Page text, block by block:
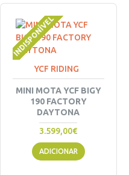
INDISPONÍVEL
YCF RIDING
MINI MOTA YCF BIGY
190 FACTORY
DAYTONA
3.599,00€
ADICIONAR